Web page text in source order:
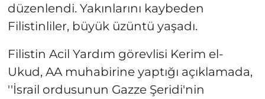
düzenlendi. Yakınlarını kaybeden
Filistinliler, büyük üzüntü yaşadı.
Filistin Acil Yardım görevlisi Kerim el-
Ukud, AA muhabirine yaptığı açıklamada,
''İsrail ordusunun Gazze Şeridi'nin